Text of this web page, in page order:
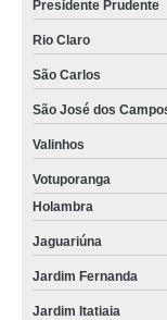
indústria de calandra
calandra para tubo Vila
venda de calandra tubo
calandra tubo sob
calandra tubo quadrado
calandra tubo de ferro
calandra tubo aço
Presidente Prudente
Rio Claro
São Carlos
São José dos
Valinhos
Votuporanga
Holambra
Jaguariúna
Jardim Fernanda
Jardim Itatiaia